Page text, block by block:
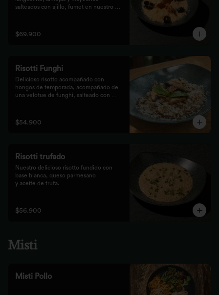
salteados con ajillo, fumet en nuestro
$69.900
Risotti Funghi
Delicioso risotto acompañado con
hongos de temporada, acompañado de
una velotue de funghi, salteado con
$54.900
Risotti trufado
Nuestro delicioso risotto fundido con
base blanca, queso parmesano
y aceite de trufa.
$56.900
Misti
Misti Pollo